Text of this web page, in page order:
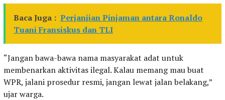
Baca Juga : Perjanjian Pinjaman antara Ronaldo
Tuani Fransiskus dan TLI
“Jangan bawa-bawa nama masyarakat adat untuk
membenarkan aktivitas ilegal. Kalau memang mau buat
WPR, jalani prosedur resmi, jangan lewat jalan belakang,”
ujar warga.